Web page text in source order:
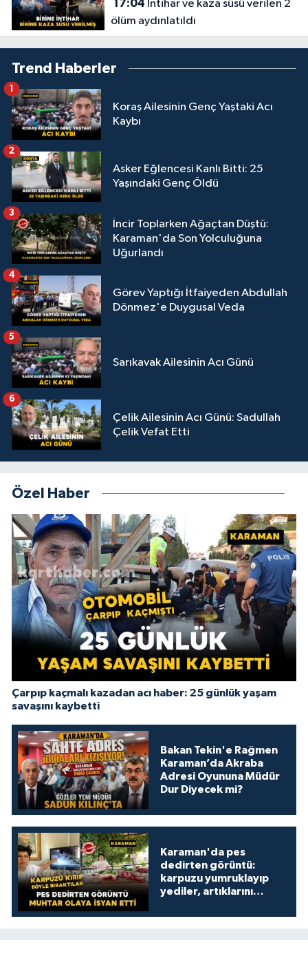
17:04
ölüm aydınlatıldı
Trend Haberler
Koraş Ailesinin Genç Yaştaki Acı
Kaybı
1
Asker Eğlencesi Kanlı Bitti: 25
Yaşındaki Genç Öldü
2
İncir Toplarken Ağaçtan Düştü:
Karaman'da Son Yolculuğuna
Uğurlandı
3
Görev Yaptığı İtfaiyeden Abdullah
Dönmez'e Duygusal Veda
4
Sarıkavak Ailesinin Acı Günü
5
Çelik Ailesinin Acı Günü: Sadullah
Çelik Vefat Etti
6
Özel Haber
Çarpıp kaçmalı kazadan acı haber: 25 günlük yaşam
savaşını kaybetti
Bakan Tekin'e Rağmen
Karaman’da Akraba
Adresi Oyununa Müdür
Dur Diyecek mi?
Karaman'da pes
dedirten görüntü:
karpuzu yumruklayıp
yediler, artıklarını